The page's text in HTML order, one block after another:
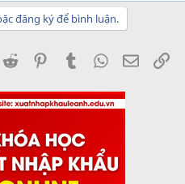
đăng ký để bình luận.
Reddit PinterestTumblrWhatsApp
Email